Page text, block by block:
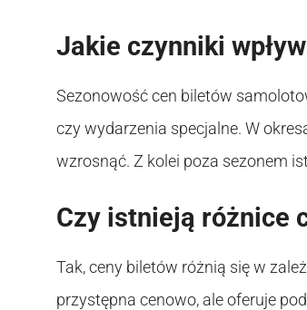
Jakie czynniki
Sezonowość cen biletów
czy wydarzenia specjalne. W
wzrosnąć. Z kolei poza sezonem
Czy istnieją różnice
Tak, ceny biletów różnią się w
przystępna cenowo, ale oferuje